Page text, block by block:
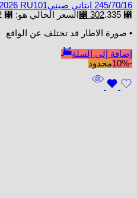
245/70/16 ابتاني صينيD2026 RU101
⃁ 335.
⃁ 302 السعر الحالي هو: ⃁ 302.
• صورة الاطار قد تختلف عن الواقع
إضافة إلى السلة
-10%
محدود